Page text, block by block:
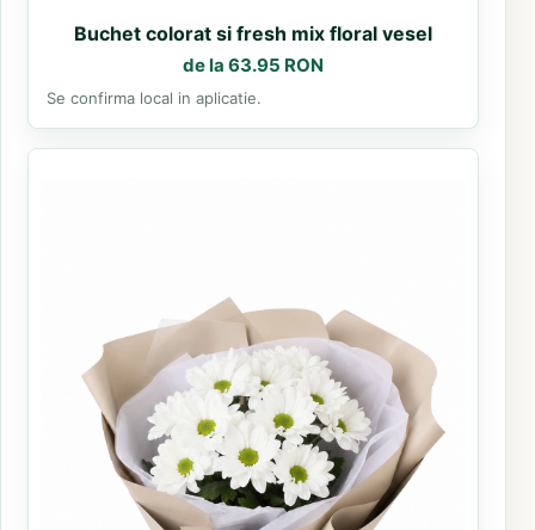
Buchet colorat si fresh mix floral vesel
de la 63.95 RON
Se confirma local in aplicatie.